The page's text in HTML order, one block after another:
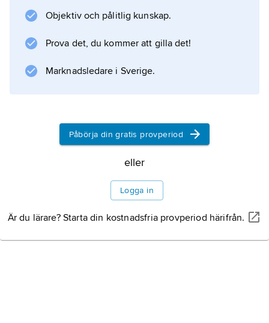
kunde färdas på både land och vatten. En av
bronsålderns skeppsristningar och dess
fruktbarhetsreligion och därmed även till Frejs
galt
Esaias Tegnér
blir Skidbladner en symbol för poesin.
Objektiv och pålitlig kunskap.
Prova det, du kommer att gilla det!
Marknadsledare i Sverige.
Påbörja din gratis provperiod
eller
Logga in
Är du lärare? Starta din kostnadsfria provperiod härifrån.